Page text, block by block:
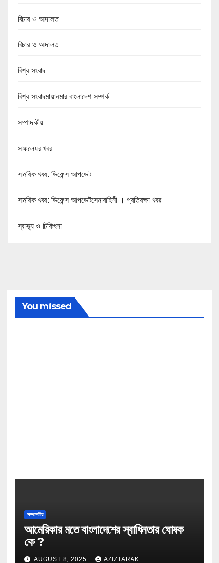
বিচার ও আদালত
বিচার ও আদালত
বিশ্ব সংবাদ
বিশ্ব সংবাদমায়ানমার বাংলাদেশ সম্পর্ক
সম্পাদকীয়
সাফল্যের খবর
সামরিক খবর: ডিফেন্স আপডেট
সামরিক খবর: ডিফেন্স আপডেটসেনাবাহিনী । প্রতিরক্ষা খবর
স্বাস্থ্য ও চিকিৎসা
You missed
সম্পাদকীয়
আমেরিকার মতে বাংলাদেশের স্বাধিনতার ঘোষক
কে ?
AUGUST 8, 2025 AZIZTARAK